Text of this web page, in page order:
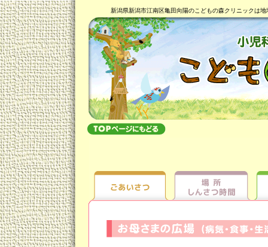
新潟県新潟市江南区亀田向陽のこどもの森クリニックは